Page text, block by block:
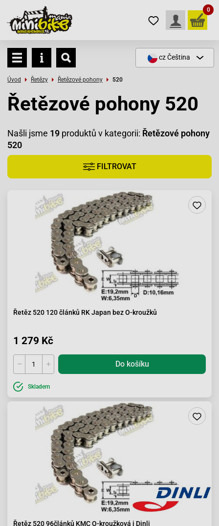
0
czČeština
Úvod Řetězy Řetězové pohony 520
Řetězové pohony 520
Našli jsme 19 produktů v kategorii: Řetězové pohony
520
FILTROVAT
Řetěz 520 120 článků RK Japan bez O-kroužků
1 279 Kč
Do košíku
Skladem
Řetěz 520 96článků KMC O-kroužková i Dinli